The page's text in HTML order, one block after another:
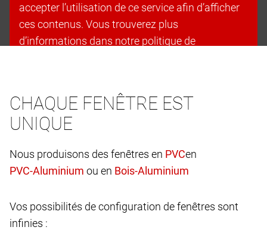
accepter l’utilisation de ce service afin d’afficher
ces contenus. Vous trouverez plus
d’informations dans notre politique de
Accepter les cookies et continuer
CHAQUE FENÊTRE EST
UNIQUE
Nous produisons des fenêtres en
en
ou en
Vos possibilités de configuration de fenêtres sont
infinies :